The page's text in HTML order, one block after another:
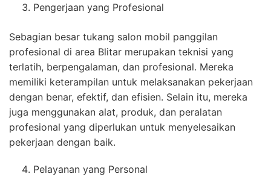
Pengerjaan yang Profesional
Sebagian besar tukang salon mobil panggilan
profesional di area Blitar merupakan teknisi yang
terlatih, berpengalaman, dan profesional. Mereka
memiliki keterampilan untuk melaksanakan pekerjaan
dengan benar, efektif, dan efisien. Selain itu, mereka
juga menggunakan alat, produk, dan peralatan
profesional yang diperlukan untuk menyelesaikan
pekerjaan dengan baik.
Pelayanan yang Personal